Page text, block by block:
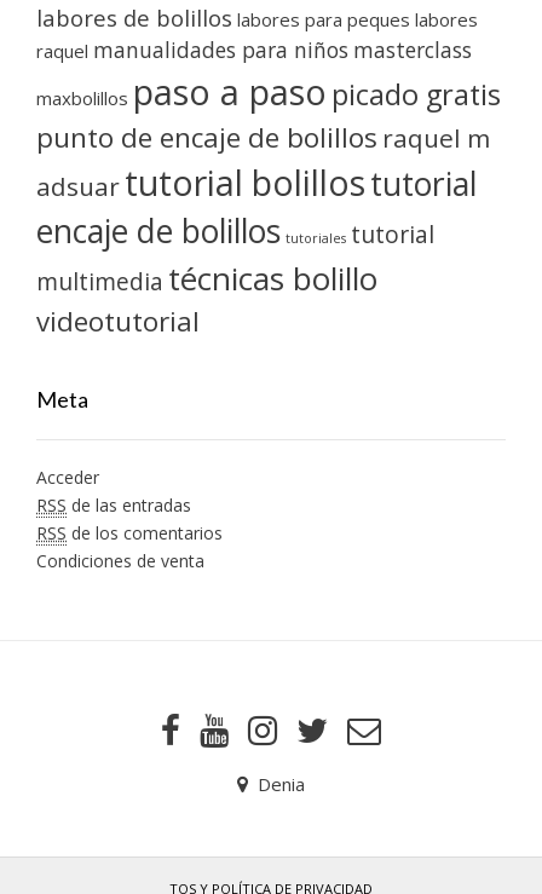
labores de bolillos labores para peques labores
raquel manualidades para niños masterclass
maxbolillos paso a paso picado gratis
punto de encaje de bolillos raquel m
adsuartutorial bolillostutorial
encaje de bolillos tutoriales tutorial
multimedia técnicas bolillo
videotutorial
Meta
Acceder
RSS de las entradas
RSS de los comentarios
Condiciones de venta
Denia
TOS Y POLÍTICA DE PRIVACIDAD